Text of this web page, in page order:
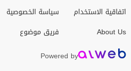
اتفاقية الاستخدام
About Us
سياسة الخصوصية
فريق موضوع
Powered by